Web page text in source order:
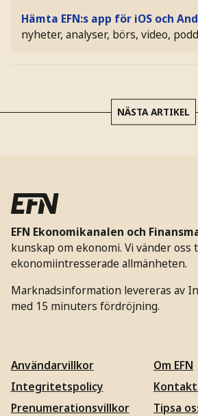
Hämta EFN:s app för iOS och
nyheter, analyser, börs, video, podd
NÄSTA ARTIKEL
EFN Ekonomikanalen och
kunskap om ekonomi. Vi vänder oss
ekonomiintresserade allmänheten.
Marknadsinformation levereras av
med 15 minuters fördröjning.
Användarvillkor
Integritetspolicy
Prenumerationsvillkor
Om EFN
Tipsa